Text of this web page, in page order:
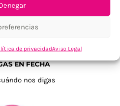
de privacidadAviso Legal
EN FECHA
nos digas